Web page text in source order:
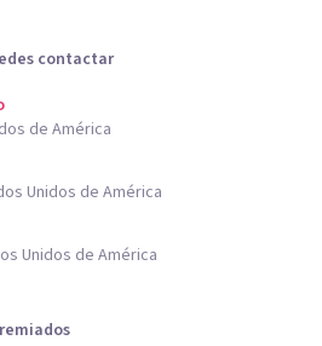
contactar
de América
Unidos de América
Unidos de América